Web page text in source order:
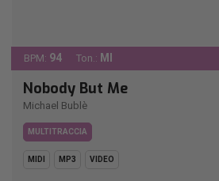
BPM: 94 Ton.: MI
Nobody But Me
Michael Bublè
MULTITRACCIA
MIDI MP3 VIDEO